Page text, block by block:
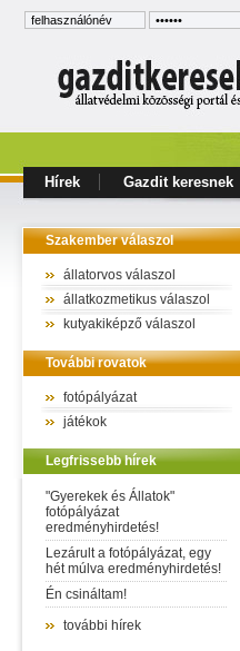
Hírek Gazdit keresnek
Szakember válaszol
állatorvos válaszol
állatkozmetikus válaszol
kutyakiképző válaszol
További rovatok
fotópályázat
játékok
Legfrissebb hírek
"Gyerekek és Állatok"
fotópályázat
eredményhirdetés!
Lezárult a fotópályázat, egy
hét múlva eredményhirdetés!
Én csináltam!
további hírek